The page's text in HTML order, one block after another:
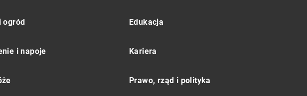
ogród Edukacja
i napoje Kariera
Prawo, rząd i polityka